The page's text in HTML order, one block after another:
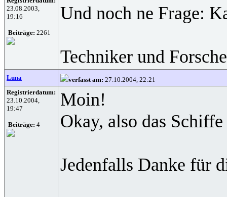
23.08.2003,
19:16
Beiträge: 2261
Und noch ne Frage:
Techniker und
Luna verfasst am: 27.10.2004, 22:21
Registrierdatum:
23.10.2004,
19:47
Beiträge: 4
Moin!
Okay, also das
Jedenfalls Danke für